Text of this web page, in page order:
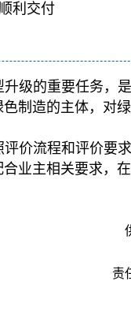
利交付
级的重要任务，
制造的主体，对
价流程和评价要
业主相关要求，
责